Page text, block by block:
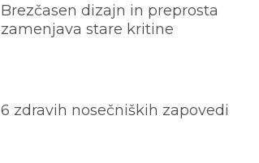
Brezčasen dizajn in preprosta
zamenjava stare kritine
6 zdravih nosečniških zapovedi